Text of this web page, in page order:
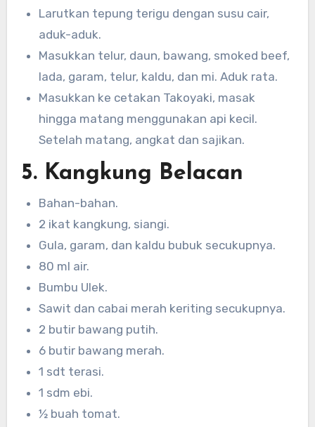
Larutkan tepung terigu dengan susu cair,
aduk-aduk.
Masukkan telur, daun, bawang, smoked beef,
lada, garam, telur, kaldu, dan mi. Aduk rata.
Masukkan ke cetakan Takoyaki, masak
hingga matang menggunakan api kecil.
Setelah matang, angkat dan sajikan.
5. Kangkung Belacan
Bahan-bahan.
2 ikat kangkung, siangi.
Gula, garam, dan kaldu bubuk secukupnya.
80 ml air.
Bumbu Ulek.
Sawit dan cabai merah keriting secukupnya.
2 butir bawang putih.
6 butir bawang merah.
1 sdt terasi.
1 sdm ebi.
½ buah tomat.